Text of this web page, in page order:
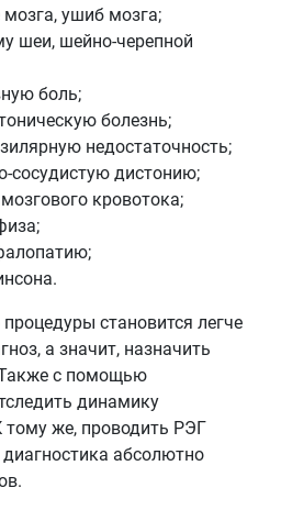
мозга, ушиб мозга;
шеи, шейно-черепной
боль;
болезнь;
недостаточность;
сосудистую дистонию;
кровотока;
становится легче
а значит, назначить
с помощью
динамику
тому же, проводить РЭГ
абсолютно